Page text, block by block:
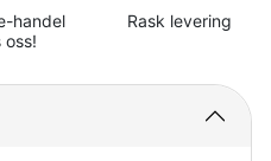
handel
oss!
Rask levering